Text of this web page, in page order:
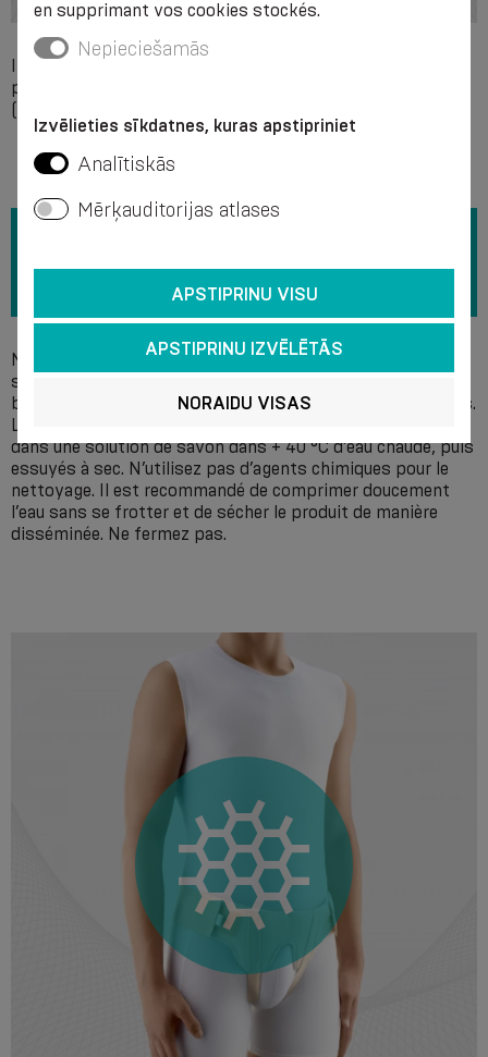
Incompatibilité individuelle avec l’un des composants du
produit, hernie inguinale piégée et non rétractable
(irremplaçable), éruption cutanée.
Nous recommandons de laver à la main dans une solution
savonneuse à une température de + 40 °C sans utiliser de
blanchiment et d’enlever d’abord les inserts de ses poches.
Les tampons amovibles doivent être lavés séparément
dans une solution de savon dans + 40 °C d’eau chaude, puis
essuyés à sec. N’utilisez pas d’agents chimiques pour le
nettoyage. Il est recommandé de comprimer doucement
l’eau sans se frotter et de sécher le produit de manière
disséminée. Ne fermez pas.
en supprimant vos cookies stockés.
Nepieciešamās
Izvēlieties sīkdatnes, kuras apstipriniet
Analītiskās
Mērķauditorijas atlases
APSTIPRINU VISU
APSTIPRINU IZVĒLĒTĀS
NORAIDU VISAS